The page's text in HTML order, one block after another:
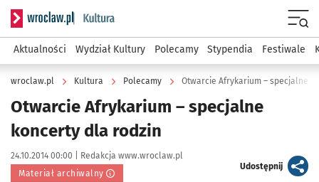
Serwis informacyjny wroclaw.pl podserwis: Kultura
Aktualności Wydział Kultury Polecamy Stypendia Festiwale
wroclaw.pl Kultura Polecamy Otwarcie Afrykarium – specjalne
Otwarcie Afrykarium – specjalne
koncerty dla rodzin
Data publikacji:
24.10.2014 00:00 | Autor:
Redakcja www.wroclaw.pl
Materiał archiwalny
Udostępnijartykuł